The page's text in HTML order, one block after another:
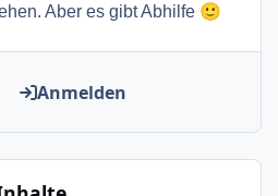
Aber es gibt Abhilfe 🙂
Anmelden